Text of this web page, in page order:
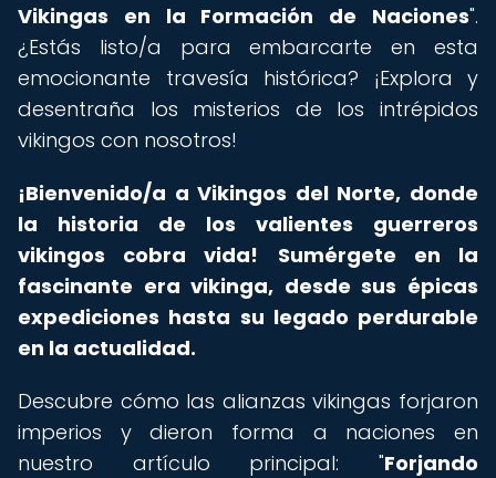
Vikingas en la Formación de Naciones".
¿Estás listo/a para embarcarte en esta
emocionante travesía histórica? ¡Explora y
desentraña los misterios de los intrépidos
vikingos con nosotros!
¡Bienvenido/a a Vikingos del Norte, donde
la historia de los valientes guerreros
vikingos cobra vida!
Sumérgete en la
fascinante era vikinga, desde sus épicas
expediciones hasta su legado perdurable
en la actualidad.
Descubre cómo las alianzas vikingas forjaron
imperios y dieron forma a naciones en
nuestro artículo principal: "Forjando